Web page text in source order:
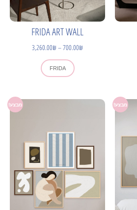
FRIDA ART WALL
700.00₪
–
3,260.00₪
FRIDA
מבצע! מבצע!